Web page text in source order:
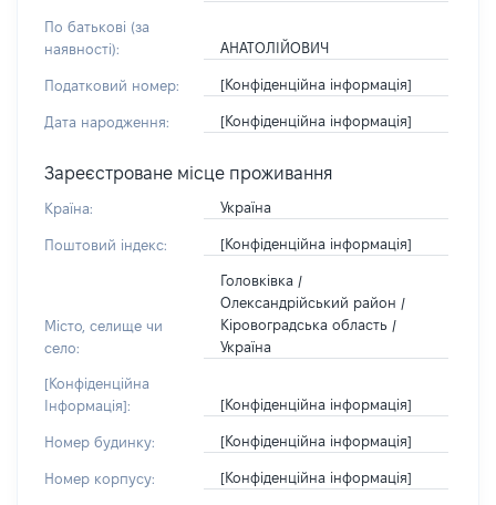
По батькові (за
наявності):
АНАТОЛІЙОВИЧ
Податковий номер: [Конфіденційна інформація]
Дата народження: [Конфіденційна інформація]
Зареєстроване місце проживання
Країна: Україна
Поштовий індекс: [Конфіденційна інформація]
Місто, селище чи
село:
Головківка /
Олександрійський район /
Кіровоградська область /
Україна
[Конфіденційна
Інформація]:
[Конфіденційна інформація]
Номер будинку: [Конфіденційна інформація]
Номер корпусу: [Конфіденційна інформація]